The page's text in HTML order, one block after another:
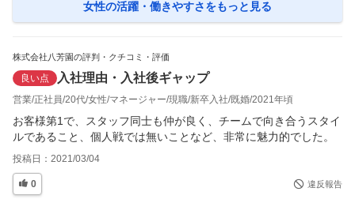
女性の活躍・働きやすさをもっと見る
株式会社八芳園の評判・クチコミ・評価
良い点 入社理由・入社後ギャップ
営業 正社員 20代 女性 マネージャー 現職 新卒入社 既婚 2021年頃
お客様第1で、スタッフ同士も仲が良く、チームで向き合うスタイ
ルであること、個人戦では無いことなど、非常に魅力的でした。
投稿日： 2021/03/04
0 違反報告